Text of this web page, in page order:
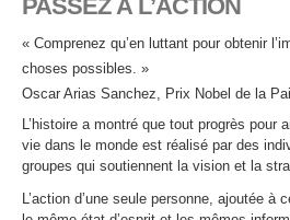
PASSEZ À L’ACTION
« Comprenez qu’en luttant pour obtenir
choses possibles. »
Oscar Arias Sanchez, Prix Nobel de la
L’histoire a montré que tout progrès pour
vie dans le monde est réalisé par des
groupes qui soutiennent la vision et la
L’action d’une seule personne, ajoutée à